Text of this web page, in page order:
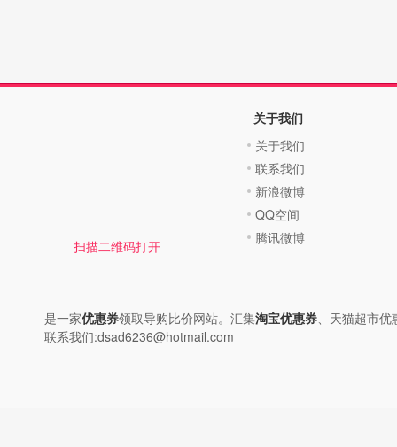
扫描二维码打开
关于我们
关于我们
联系我们
新浪微博
QQ空间
腾讯微博
是一家优惠券领取导购比价网站。汇集淘宝优惠券、天猫超市优
联系我们:dsad6236@hotmail.com